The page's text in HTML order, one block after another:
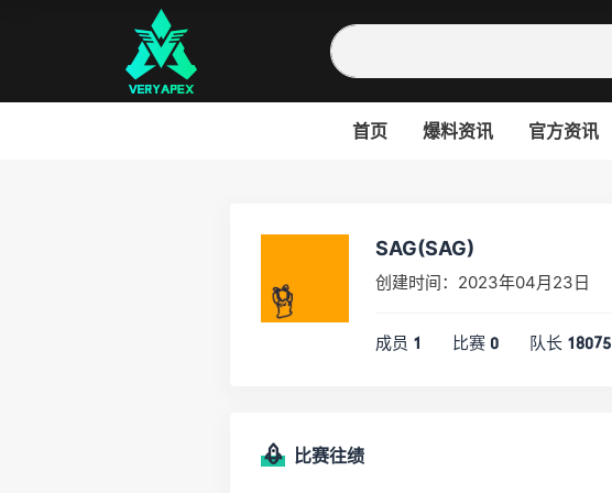
首页 爆料资讯 官方资讯
SAG(SAG)
创建时间：2023年04月23日
成员 1 比赛 0 队长 18075
比赛往绩